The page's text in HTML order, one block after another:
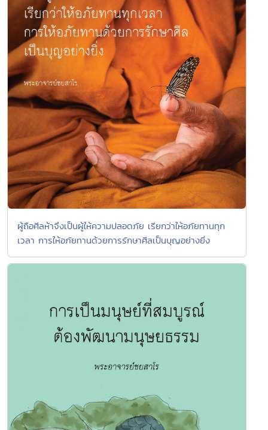
ผู้ถือศีลห้าจึงเป็นผู้ให้ความปลอดภัย เรียกว่าให้อภัยทานทุก
เวลา การให้อภัยทานด้วยการรักษาศีลเป็นบุญอย่างยิ่ง